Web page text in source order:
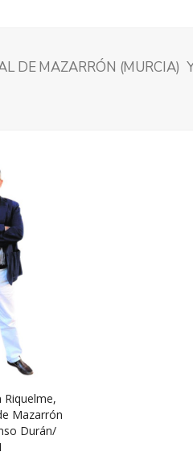
DE MAZARRÓN (MURCIA)
Riquelme,
Mazarrón
Durán/